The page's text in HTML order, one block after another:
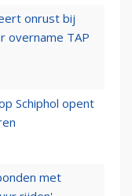
onrust bij
overname TAP
Schiphol opent
met